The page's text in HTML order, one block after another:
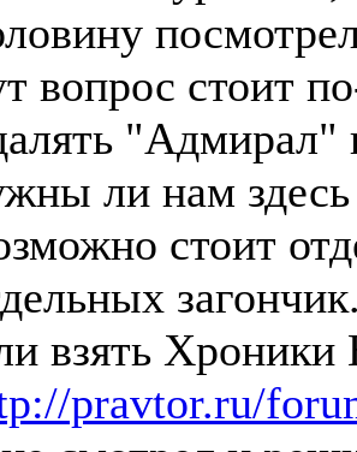
вопрос стоит
"Адмирал"
ли нам здесь
стоит
взять Хроники
pravtor.ru/